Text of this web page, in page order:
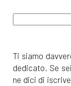
Ti siamo
dedicato. Se
ne dici di